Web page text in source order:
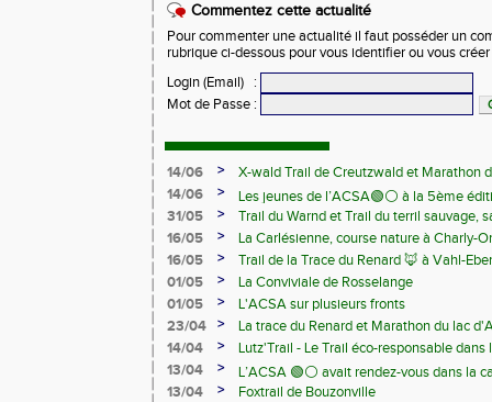
Commentez cette actualité
Pour commenter une actualité il faut posséder un
rubrique ci-dessous pour vous identifier ou vous
Login (Email)
:
Mot de Passe :
14/06 >
X-wald Trail de Creutzwald et Marathon
14/06
>
Les jeunes de l’ACSA🟢⚪️ à la 5ème
Samedi 13 juin
31/05 >
Trail du Warnd et Trail du terril sauvage,
16/05
>
La Carlésienne, course nature à Charly-
16/05
>
Trail de la Trace du Renard 🦊 à Vahl-
01/05
>
La Conviviale de Rosselange
01/05
>
L'ACSA sur plusieurs fronts
23/04
>
La trace du Renard et Marathon du lac
14/04
>
Lutz'Trail - Le Trail éco-responsable dans
13/04
>
L’ACSA 🟢⚪️ avait rendez-vous dans la
13/04
>
Foxtrail de Bouzonville